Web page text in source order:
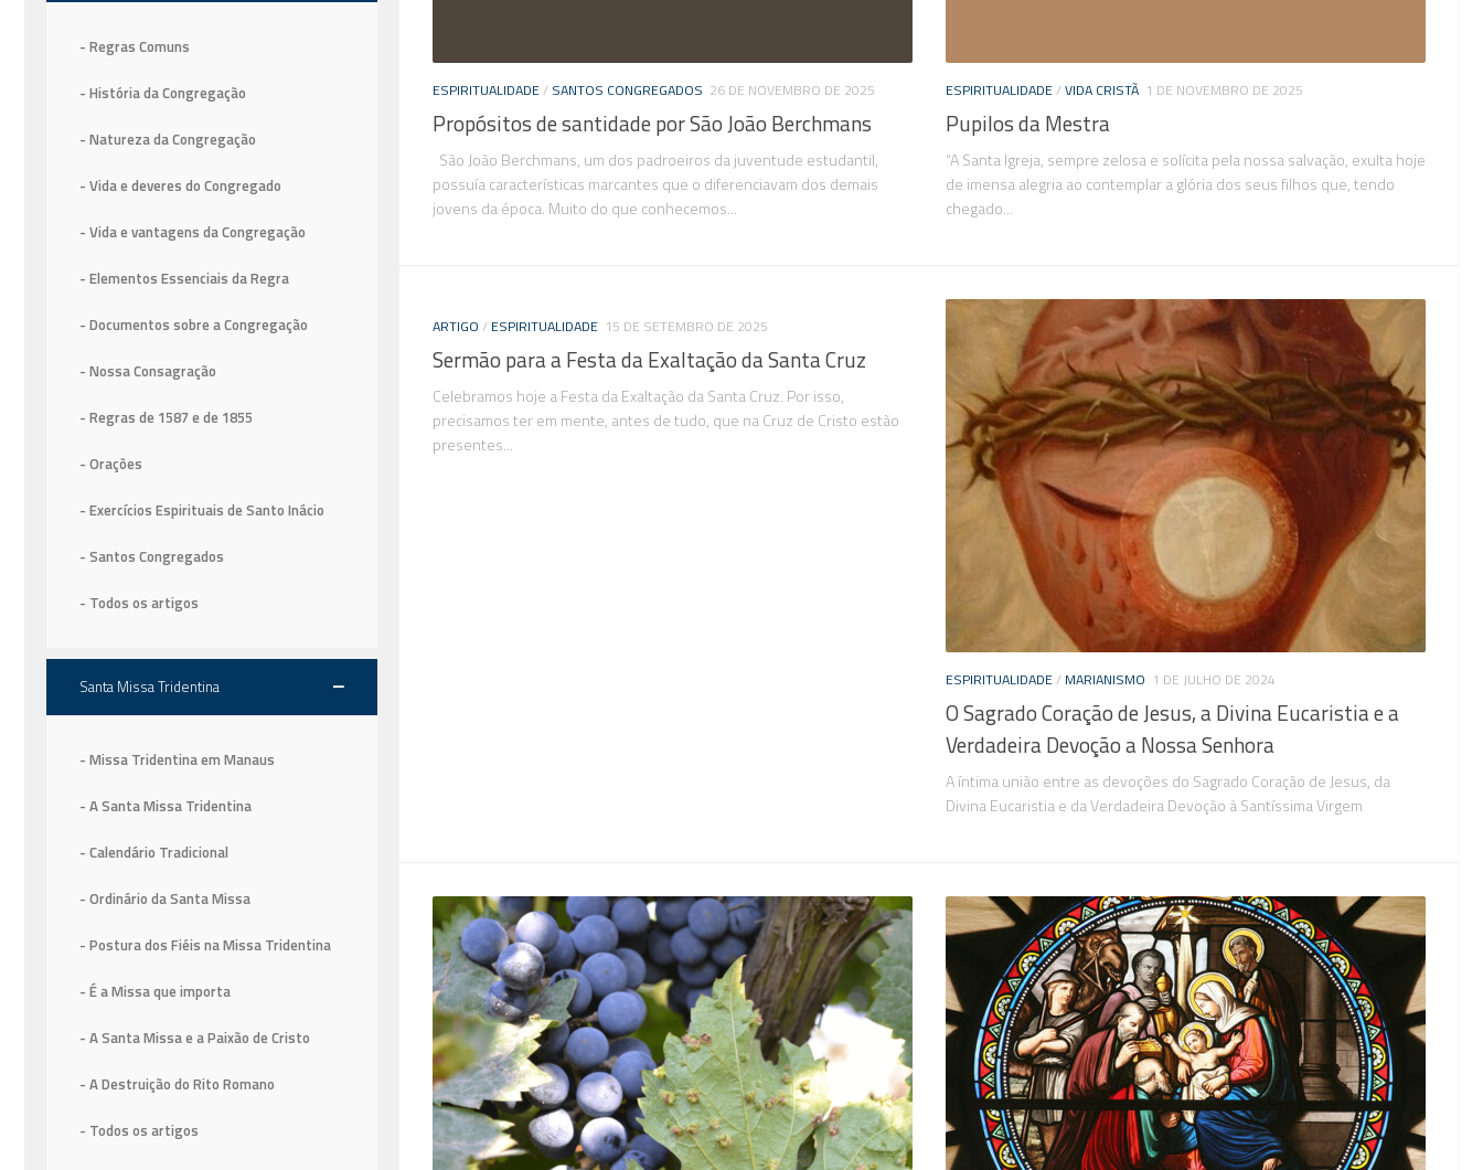
ESPIRITUALIDADE/ SANTOS CONGREGADOS 26 DE NOVEMBRO DE 2025
Propósitos de santidade por São João Berchmans
São João Berchmans, um dos padroeiros da juventude estudantil,
possuía características marcantes que o diferenciavam dos demais
jovens da época. Muito do que conhecemos...
ESPIRITUALIDADE/VIDA CRISTÃ 1 DE NOVEMBRO DE 2025
Pupilos da Mestra
“A Santa Igreja, sempre zelosa e solícita pela nossa salvação, exulta hoje
de imensa alegria ao contemplar a glória dos seus filhos que, tendo
chegado...
ARTIGO / ESPIRITUALIDADE 15 DE SETEMBRO DE 2025
Sermão para a Festa da Exaltação da Santa Cruz
Celebramos hoje a Festa da Exaltação da Santa Cruz. Por isso,
precisamos ter em mente, antes de tudo, que na Cruz de Cristo estão
presentes...
ESPIRITUALIDADE/ MARIANISMO 1 DE JULHO DE 2024
O Sagrado Coração de Jesus, a Divina Eucaristia e a
Verdadeira Devoção a Nossa Senhora
A íntima união entre as devoções do Sagrado Coração de Jesus, da
Divina Eucaristia e da Verdadeira Devoção à Santíssima Virgem
- Regras Comuns
- História da Congregação
- Natureza da Congregação
- Vida e deveres do Congregado
- Vida e vantagens da Congregação
- Elementos Essenciais da Regra
- Documentos sobre a Congregação
- Nossa Consagração
- Regras de 1587 e de 1855
- Orações
- Exercícios Espirituais de Santo Inácio
- Santos Congregados
- Todos os artigos
Santa Missa Tridentina
- Missa Tridentina em Manaus
- A Santa Missa Tridentina
- Calendário Tradicional
- Ordinário da Santa Missa
- Postura dos Fiéis na Missa Tridentina
- É a Missa que importa
- A Santa Missa e a Paixão de Cristo
- A Destruição do Rito Romano
- Todos os artigos